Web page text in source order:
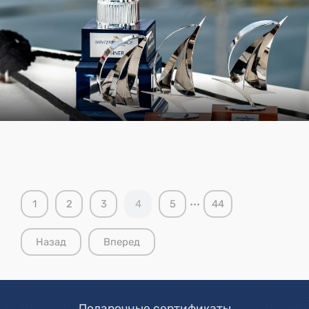
1 2 3 4 5 ... 44
Назад Вперед